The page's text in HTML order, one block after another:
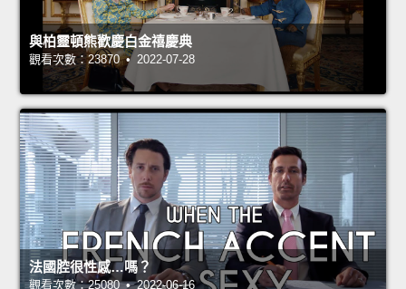
與柏靈頓熊歡慶白金禧慶典
觀看次數：23870 • 2022-07-28
法國腔很性感…嗎？
觀看次數：25080 • 2022-06-16